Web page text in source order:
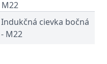
Indukčná cievka bočná
- M22